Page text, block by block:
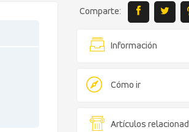
Comparte:
Información
Cómo ir
Artículos